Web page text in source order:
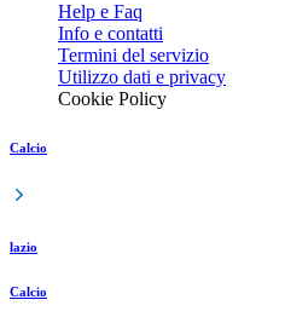
Help e Faq
Info e contatti
Termini del servizio
Utilizzo dati e privacy
Cookie Policy
Calcio
lazio
Calcio